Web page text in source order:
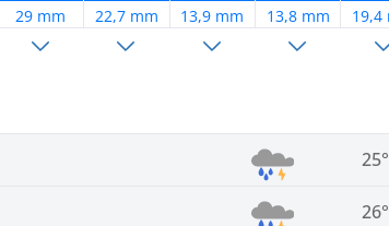
29 mm 22,7 mm 13,9 mm 13,8 mm 19,4
25°
26°